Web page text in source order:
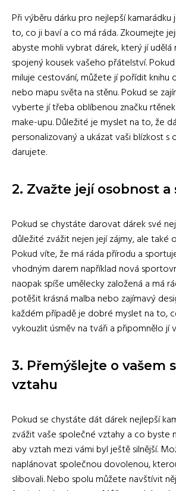
Při výběru dárku pro nejlepší
to, co ji baví a co má ráda. Zkoumejte
abyste mohli vybrat dárek, který jí udělá
spojený kousek vašeho přátelství.
miluje cestování, můžete jí pořídit knihu
nebo mapu světa na stěnu. Pokud se
vyberte jí třeba oblíbenou značku
make-upu. Důležité je myslet na to, že
personalizovaný a ukázat vaši blízkost s
darujete.
2. Zvažte její osobnost a
Pokud se chystáte darovat dárek své
důležité zvážit nejen její zájmy, ale také
Pokud víte, že má ráda přírodu a
vhodným darem například nová
naopak spíše umělecky založená a má
potěšit krásná malba nebo zajímavý
každém případě je dobré myslet na to,
vykouzlit úsměv na tváři a připomnělo jí
3. Přemýšlejte o vašem
vztahu
Pokud se chystáte dát dárek nejlepší
zvážit vaše společné vztahy a co byste
aby vztah mezi vámi byl ještě silnější.
naplánovat společnou dovolenou,
slibovali. Nebo spolu můžete navštívit